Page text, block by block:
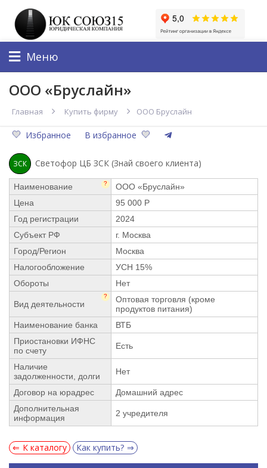
Меню
ООО «Бруслайн»
Главная Купить фирму ООО Бруслайн
Избранное В избранное
ЗСК Светофор ЦБ ЗСК (Знай своего клиента)
Наименование ?
ООО «Бруслайн»
Цена
95 000 Р
Год регистрации
2024
Субъект РФ
г. Москва
Город/Регион
Москва
Налогообложение
УСН 15%
Обороты
Нет
Вид деятельности
?
Оптовая торговля (кроме
продуктов питания)
Наименование банка
ВТБ
Приостановки ИФНС
по счету
Есть
Наличие
задолженности, долги
Нет
Договор на юрадрес
Домашний адрес
Дополнительная
информация
2 учредителя
К каталогу Как купить?